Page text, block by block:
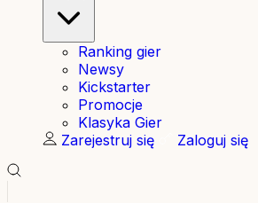
Ranking gier
Newsy
Kickstarter
Promocje
Klasyka Gier
Zarejestruj się
Zaloguj się